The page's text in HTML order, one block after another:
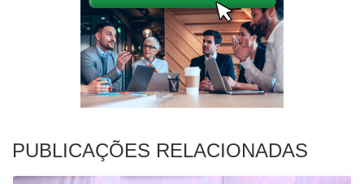
PUBLICAÇÕES RELACIONADAS